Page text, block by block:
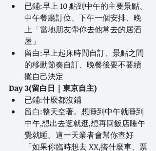
已鋪:早上 10 點到中午的主要景點、
中午餐廳訂位、下午一個安排、晚
上「當地朋友帶你去他常去的居酒
屋」
留白:早上起床時間自訂、景點之間
的移動節奏自訂、晚餐後要不要續
攤自己決定
Day 3(留白日｜東京自主)
已鋪:什麼都沒鋪
留白:整天空著。想睡到中午就睡到
中午,想出去逛就逛,想再回飯店睡午
覺就睡。這一天業者會幫你查好
「如果你臨時想去 XX,搭什麼車、票